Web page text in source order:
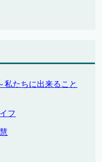
たちに出来ること
フ